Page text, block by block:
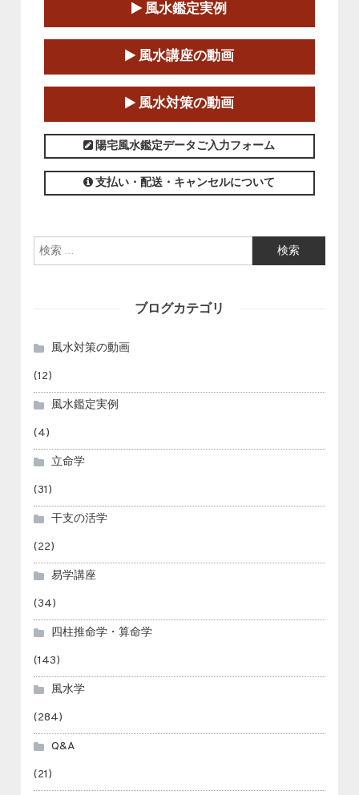
この講座の募集は終了しました。
第１８期立命塾「実践的四柱立命学（四
柱推命学）講座」
2025-01-11～2025-05-11
この講座の募集は終了しました。
風水鑑定実例
風水講座の動画
風水対策の動画
陽宅風水鑑定データご入力フォーム
支払い・配送・キャンセルについて
検索:
ブログカテゴリ
風水対策の動画
(12)
風水鑑定実例
(4)
立命学
(31)
干支の活学
(22)
易学講座
(34)
四柱推命学・算命学
(143)
風水学
(284)
Q&A
(21)